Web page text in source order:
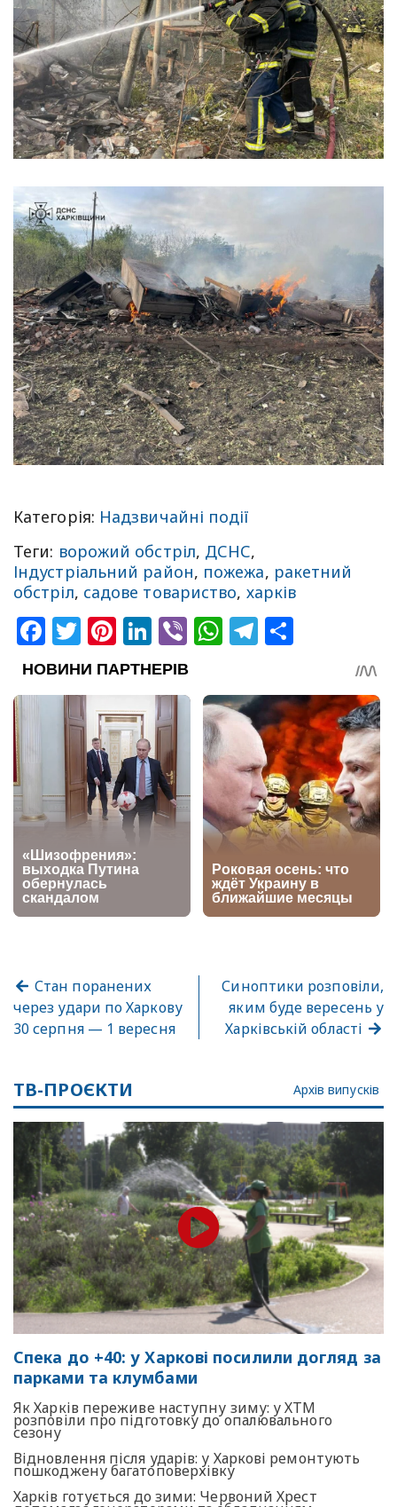
Категорія: Надзвичайні події
Теги: ворожий обстріл, ДСНС,
Індустріальний район, пожежа, ракетний
обстріл, садове товариство, харків
Facebook
Twitter
Pinterest
LinkedIn
ViberWhatsApp
Telegram
Стан поранених
через удари по Харкову
30 серпня — 1 вересня
Синоптики розповіли,
яким буде вересень у
Харківській області
ТВ-ПРОЄКТИ Архів випусків
Спека до +40: у Харкові посилили догляд за
парками та клумбами
Як Харків переживе наступну зиму: у ХТМ
розповіли про підготовку до опалювального
сезону
Відновлення після ударів: у Харкові ремонтують
пошкоджену багатоповерхівку
Харків готується до зими: Червоний Хрест